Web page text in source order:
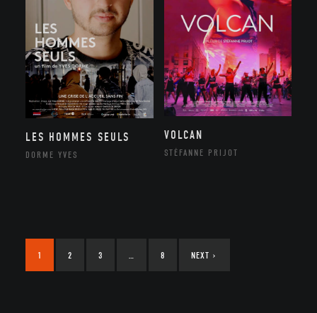
LES HOMMES SEULS
DORME YVES
VOLCAN
STÉFANNE PRIJOT
1 2 3 8 NEXT ›